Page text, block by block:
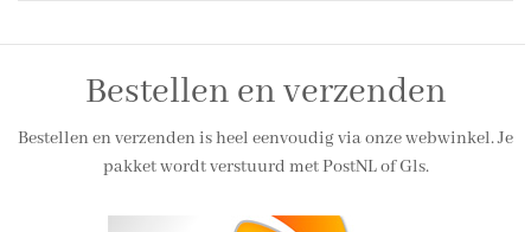
Bestellen en verzenden
Bestellen en verzenden is heel eenvoudig via onze webwinkel. Je
pakket wordt verstuurd met PostNL of Gls.